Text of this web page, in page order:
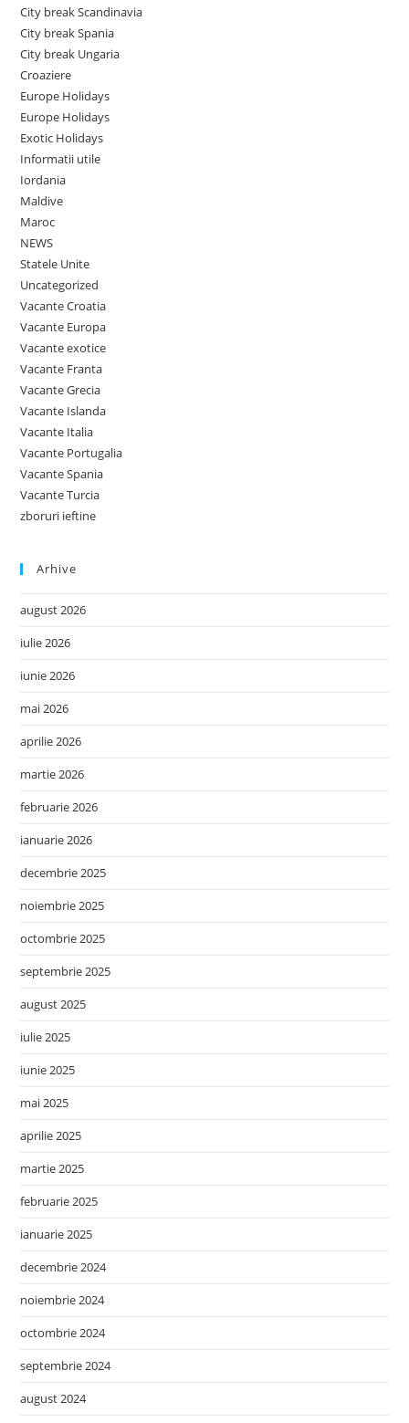
City break Scandinavia
City break Spania
City break Ungaria
Croaziere
Europe Holidays
Europe Holidays
Exotic Holidays
Informatii utile
Iordania
Maldive
Maroc
NEWS
Statele Unite
Uncategorized
Vacante Croatia
Vacante Europa
Vacante exotice
Vacante Franta
Vacante Grecia
Vacante Islanda
Vacante Italia
Vacante Portugalia
Vacante Spania
Vacante Turcia
zboruri ieftine
Arhive
august 2026
iulie 2026
iunie 2026
mai 2026
aprilie 2026
martie 2026
februarie 2026
ianuarie 2026
decembrie 2025
noiembrie 2025
octombrie 2025
septembrie 2025
august 2025
iulie 2025
iunie 2025
mai 2025
aprilie 2025
martie 2025
februarie 2025
ianuarie 2025
decembrie 2024
noiembrie 2024
octombrie 2024
septembrie 2024
august 2024